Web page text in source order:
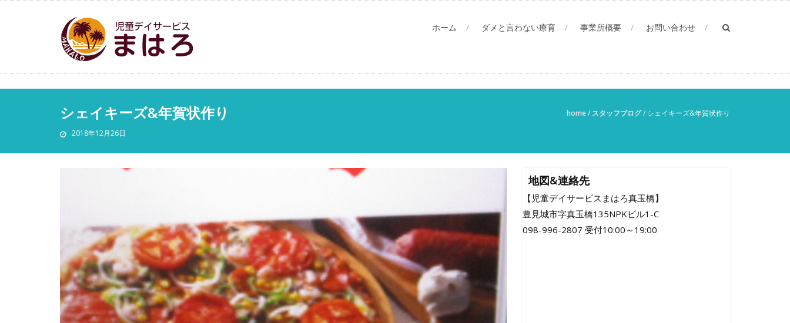
ホーム ダメと言わない療育 事業所概要 お問い合わせ
シェイキーズ&年賀状作り
2018年12月26日
home/ スタッフブログ/ シェイキーズ&年賀状作り
地図&連絡先
【児童デイサービスまはろ真玉橋】
豊見城市字真玉橋135NPKビル1-C
098-996-2807 受付10:00～19:00